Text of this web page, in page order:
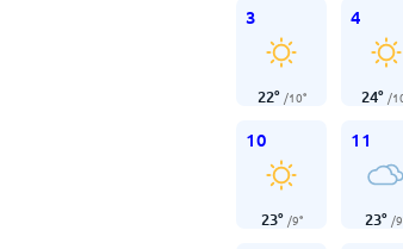
3
22° /10°
4
24° /
10
23° /9°
11
23° /9